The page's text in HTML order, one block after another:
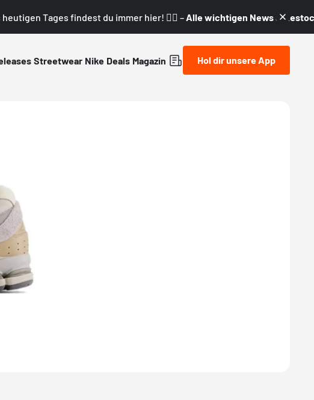
Tages findest du immer hier! 👇🏼 – Alle wichtigen News &
Streetwear Nike Deals Magazin Hol dir unsere App